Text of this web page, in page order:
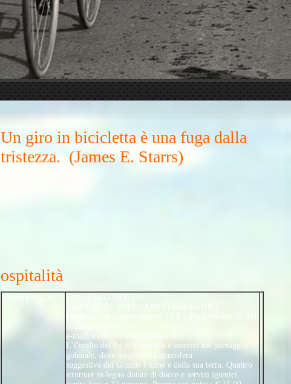
Un giro in bicicletta è una fuga dalla
tristezza. (James E. Starrs)
ospitalità
GUASTALLA
Informazioni e prenotazioni: UIT - Via Gonzaga 16 Tel.
0522 839763
e-mail: uit@comune.guastalla.re.it
L’Ostello del Po di Guastalla è inserito nel paesaggio
golenale, dove scoprirete l’atmosfera
suggestiva del Grande Fiume e della sua terra. Quattro
strutture in legno dotate di docce e servizi igienici,